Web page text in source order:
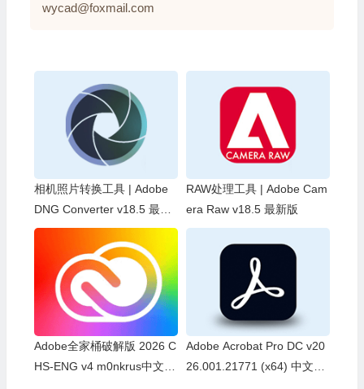
wycad@foxmail.com
相机照片转换工具 | Adobe
DNG Converter v18.5 最新
版
RAW处理工具 | Adobe Cam
era Raw v18.5 最新版
Adobe全家桶破解版 2026 C
HS-ENG v4 m0nkrus中文直
Adobe Acrobat Pro DC v20
26.001.21771 (x64) 中文绿